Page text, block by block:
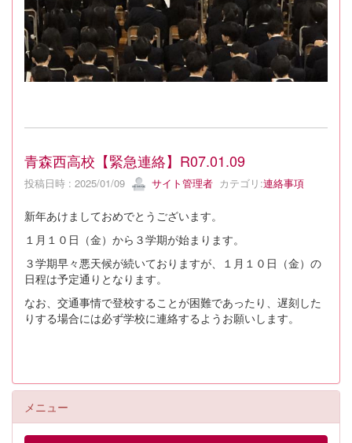
青森西高校【緊急連絡】R07.01.09
投稿日時 : 2025/01/09 サイト管理者 カテゴリ:連絡事項
新年あけましておめでとうございます。
１月１０日（金）から３学期が始まります。
３学期早々悪天候が続いておりますが、１月１０日（金）の
日程は予定通りとなります。
なお、交通事情で登校することが困難であったり、遅刻した
りする場合には必ず学校に連絡するようお願いします。
メニュー